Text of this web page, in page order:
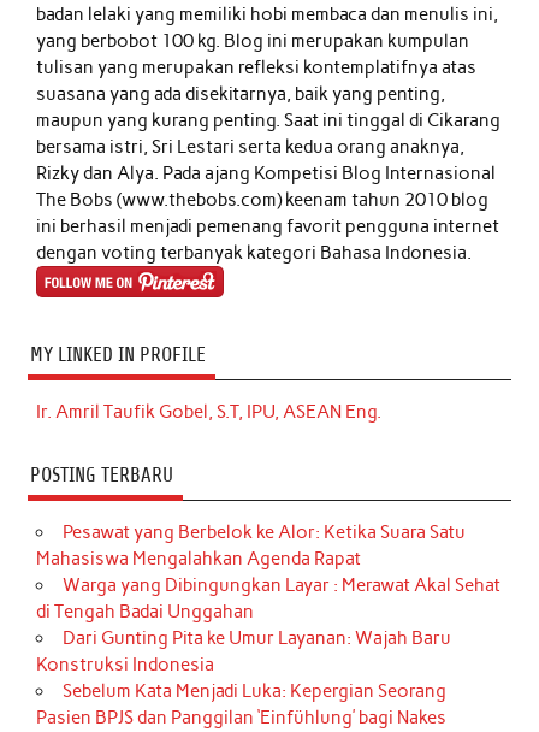
badan lelaki yang memiliki hobi membaca dan menulis ini,
yang berbobot 100 kg. Blog ini merupakan kumpulan
tulisan yang merupakan refleksi kontemplatifnya atas
suasana yang ada disekitarnya, baik yang penting,
maupun yang kurang penting. Saat ini tinggal di Cikarang
bersama istri, Sri Lestari serta kedua orang anaknya,
Rizky dan Alya. Pada ajang Kompetisi Blog Internasional
The Bobs (www.thebobs.com) keenam tahun 2010 blog
ini berhasil menjadi pemenang favorit pengguna internet
dengan voting terbanyak kategori Bahasa Indonesia.
MY LINKED IN PROFILE
Ir. Amril Taufik Gobel, S.T, IPU, ASEAN Eng.
POSTING TERBARU
Pesawat yang Berbelok ke Alor: Ketika Suara Satu
Mahasiswa Mengalahkan Agenda Rapat
Warga yang Dibingungkan Layar : Merawat Akal Sehat
di Tengah Badai Unggahan
Dari Gunting Pita ke Umur Layanan: Wajah Baru
Konstruksi Indonesia
Sebelum Kata Menjadi Luka: Kepergian Seorang
Pasien BPJS dan Panggilan ‘Einfühlung’ bagi Nakes